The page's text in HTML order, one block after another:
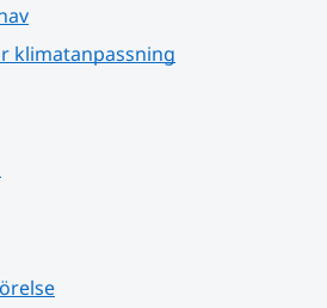
klimatanpassning